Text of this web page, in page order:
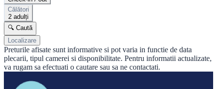
Călători
2 adulți
🔍 Caută
Localizare
Preturile afisate sunt informative si pot varia in functie de data
plecarii, tipul camerei si disponibilitate. Pentru informatii actualizate,
va rugam sa efectuati o cautare sau sa ne contactati.